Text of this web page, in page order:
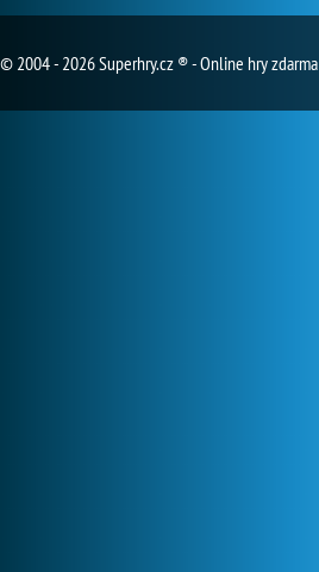
© 2004 - 2026 Superhry.cz ® - Online hry zdarma